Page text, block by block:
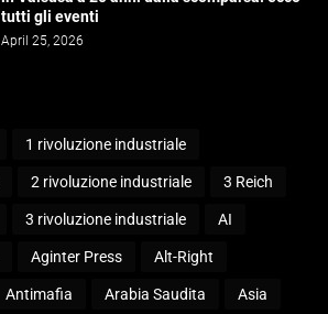
tutti gli eventi
April 25, 2026
1 rivoluzione industriale
2 rivoluzione industriale 3 Reich
3 rivoluzione industriale AI
Aginter Press Alt-Right
Antimafia Arabia Saudita Asia